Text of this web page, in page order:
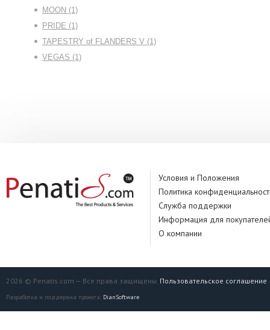
MOON (1)
PRIDE (1)
TAPESTRY of FLANDERS V (1)
VEGAS (1)
Условия и Положения
Политика
Служба поддержки
Информация для
О компании
2026 © Penatis.com — Все права защищены. Пользовательское соглашение
Разработка и поддержка проекта: DianSoftware